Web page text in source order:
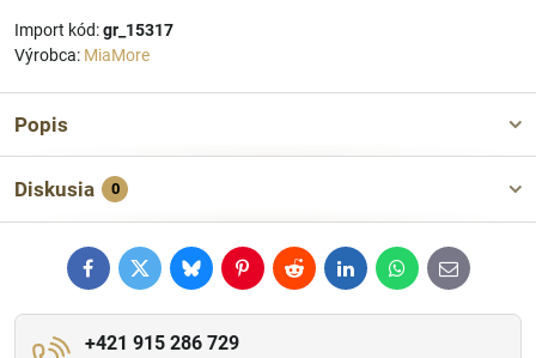
Import kód:gr_15317
Výrobca: MiaMore
Popis
Diskusia 0
FacebookTwitterBlueskyPinterestRedditLinkedInWhatsApp
E-
mail
+421 915 286 729